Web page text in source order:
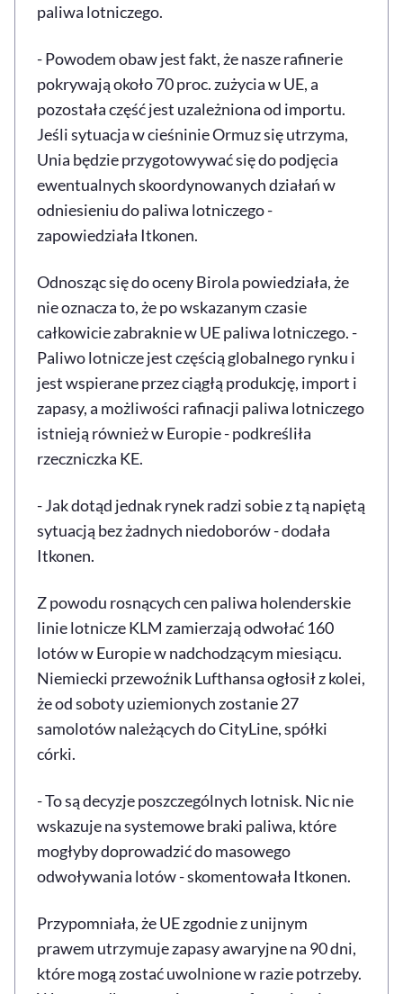
paliwa lotniczego.
- Powodem obaw jest fakt, że nasze rafinerie
pokrywają około 70 proc. zużycia w UE, a
pozostała część jest uzależniona od importu.
Jeśli sytuacja w cieśninie Ormuz się utrzyma,
Unia będzie przygotowywać się do podjęcia
ewentualnych skoordynowanych działań w
odniesieniu do paliwa lotniczego -
zapowiedziała Itkonen.
Odnosząc się do oceny Birola powiedziała, że
nie oznacza to, że po wskazanym czasie
całkowicie zabraknie w UE paliwa lotniczego. -
Paliwo lotnicze jest częścią globalnego rynku i
jest wspierane przez ciągłą produkcję, import i
zapasy, a możliwości rafinacji paliwa lotniczego
istnieją również w Europie - podkreśliła
rzeczniczka KE.
- Jak dotąd jednak rynek radzi sobie z tą napiętą
sytuacją bez żadnych niedoborów - dodała
Itkonen.
Z powodu rosnących cen paliwa holenderskie
linie lotnicze KLM zamierzają odwołać 160
lotów w Europie w nadchodzącym miesiącu.
Niemiecki przewoźnik Lufthansa ogłosił z kolei,
że od soboty uziemionych zostanie 27
samolotów należących do CityLine, spółki
córki.
- To są decyzje poszczególnych lotnisk. Nic nie
wskazuje na systemowe braki paliwa, które
mogłyby doprowadzić do masowego
odwoływania lotów - skomentowała Itkonen.
Przypomniała, że UE zgodnie z unijnym
prawem utrzymuje zapasy awaryjne na 90 dni,
które mogą zostać uwolnione w razie potrzeby.